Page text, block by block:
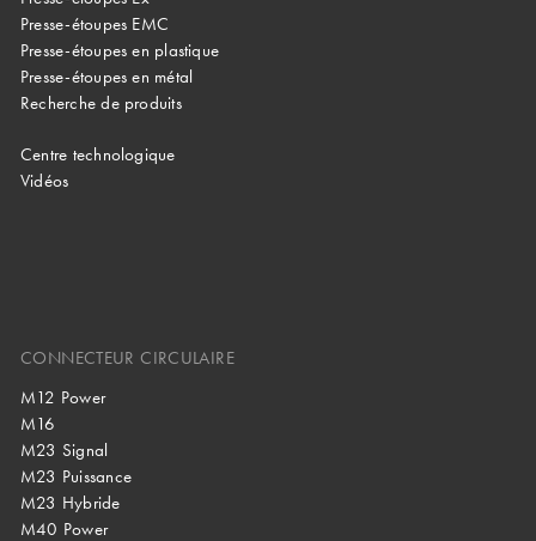
Presse-étoupes EMC
Presse-étoupes en plastique
Presse-étoupes en métal
Recherche de produits
Centre technologique
Vidéos
CONNECTEUR CIRCULAIRE
M12 Power
M16
M23 Signal
M23 Puissance
M23 Hybride
M40 Power